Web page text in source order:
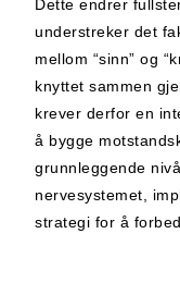
Dette endrer
understreker det
mellom “sinn” og
knyttet sammen
krever derfor en
å bygge
grunnleggende
nervesystemet,
strategi for å